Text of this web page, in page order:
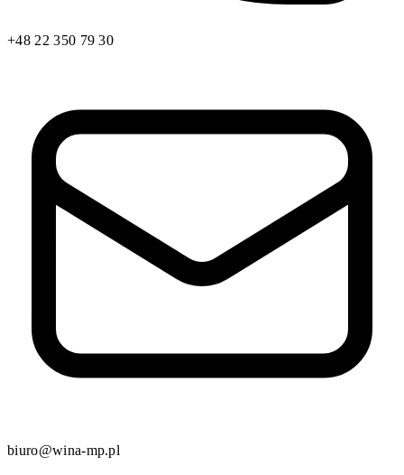
+48 22 350 79 30
biuro@wina-mp.pl